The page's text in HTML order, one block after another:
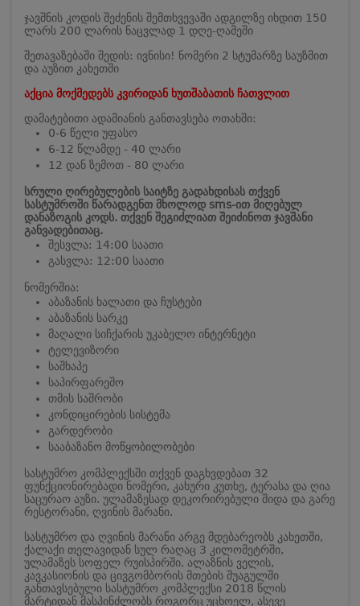
ჯავშნის კოდის შეძენის შემთხვევაში ადგილზე იხდით 150
ლარს 200 ლარის ნაცვლად 1 დღე-ღამეში
შეთავაზებაში შედის: ივნისი! ნომერი 2 სტუმარზე საუზმით
და აუზით კახეთში
აქცია მოქმედებს კვირიდან ხუთშაბათის ჩათვლით
დამატებითი ადამიანის განთავსება ოთახში:
0-6 წელი უფასო
6-12 წლამდე - 40 ლარი
12 დან ზემოთ - 80 ლარი
სრული ღირებულების საიტზე გადახდისას თქვენ
სასტუმროში წარადგენთ მხოლოდ sms-ით მიღებულ
დანაზოგის კოდს. თქვენ შეგიძლიათ შეიძინოთ ჯავშანი
განვადებითაც.
შესვლა: 14:00 საათი
გასვლა: 12:00 საათი
ნომერშია:
აბაზანის ხალათი და ჩუსტები
აბაზანის სარკე
მაღალი სიჩქარის უკაბელო ინტერნეტი
ტელევიზორი
საშხაპე
საპირფარეშო
თმის საშრობი
კონდიცირების სისტემა
გარდერობი
სააბაზანო მოწყობილობები
სასტუმრო კომპლექსში თქვენ დაგხვდებათ 32
ფუნქციონირებადი ნომერი, კახური კუთხე, ტერასა და ღია
საცურაო აუზი. ულამაზესად დეკორირებული შიდა და გარე
რესტორანი, ღვინის მარანი.
სასტუმრო და ღვინის მარანი არგე მდებარეობს კახეთში,
ქალაქი თელავიდან სულ რაღაც 3 კილომეტრში,
ულამაზეს სოფელ რუისპირში. ალაზნის ველის,
კავკასიონის და ცივგომბორის მთების შუაგულში
განთავსებული სასტუმრო კომპლექსი 2018 წლის
მარტიდან მასპინძლობს როგორც უცხოელ, ასევე